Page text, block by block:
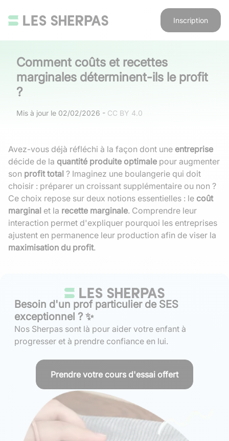
Inscription
Comment coûts et recettes
marginales déterminent-ils le profit
?
Mis à jour le 02/02/2026 - CC BY 4.0
Avez-vous déjà réfléchi à la façon dont une entreprise
décide de la quantité produite optimale pour augmenter
son profit total ? Imaginez une boulangerie qui doit
choisir : préparer un croissant supplémentaire ou non ?
Ce choix repose sur deux notions essentielles : le coût
marginal et la recette marginale. Comprendre leur
interaction permet d'expliquer pourquoi les entreprises
ajustent en permanence leur production afin de viser la
maximisation du profit.
Besoin d'un prof particulier de SES
exceptionnel ? ✨
Nos Sherpas sont là pour aider votre enfant à
progresser et à prendre confiance en lui.
Prendre votre cours d'essai offert